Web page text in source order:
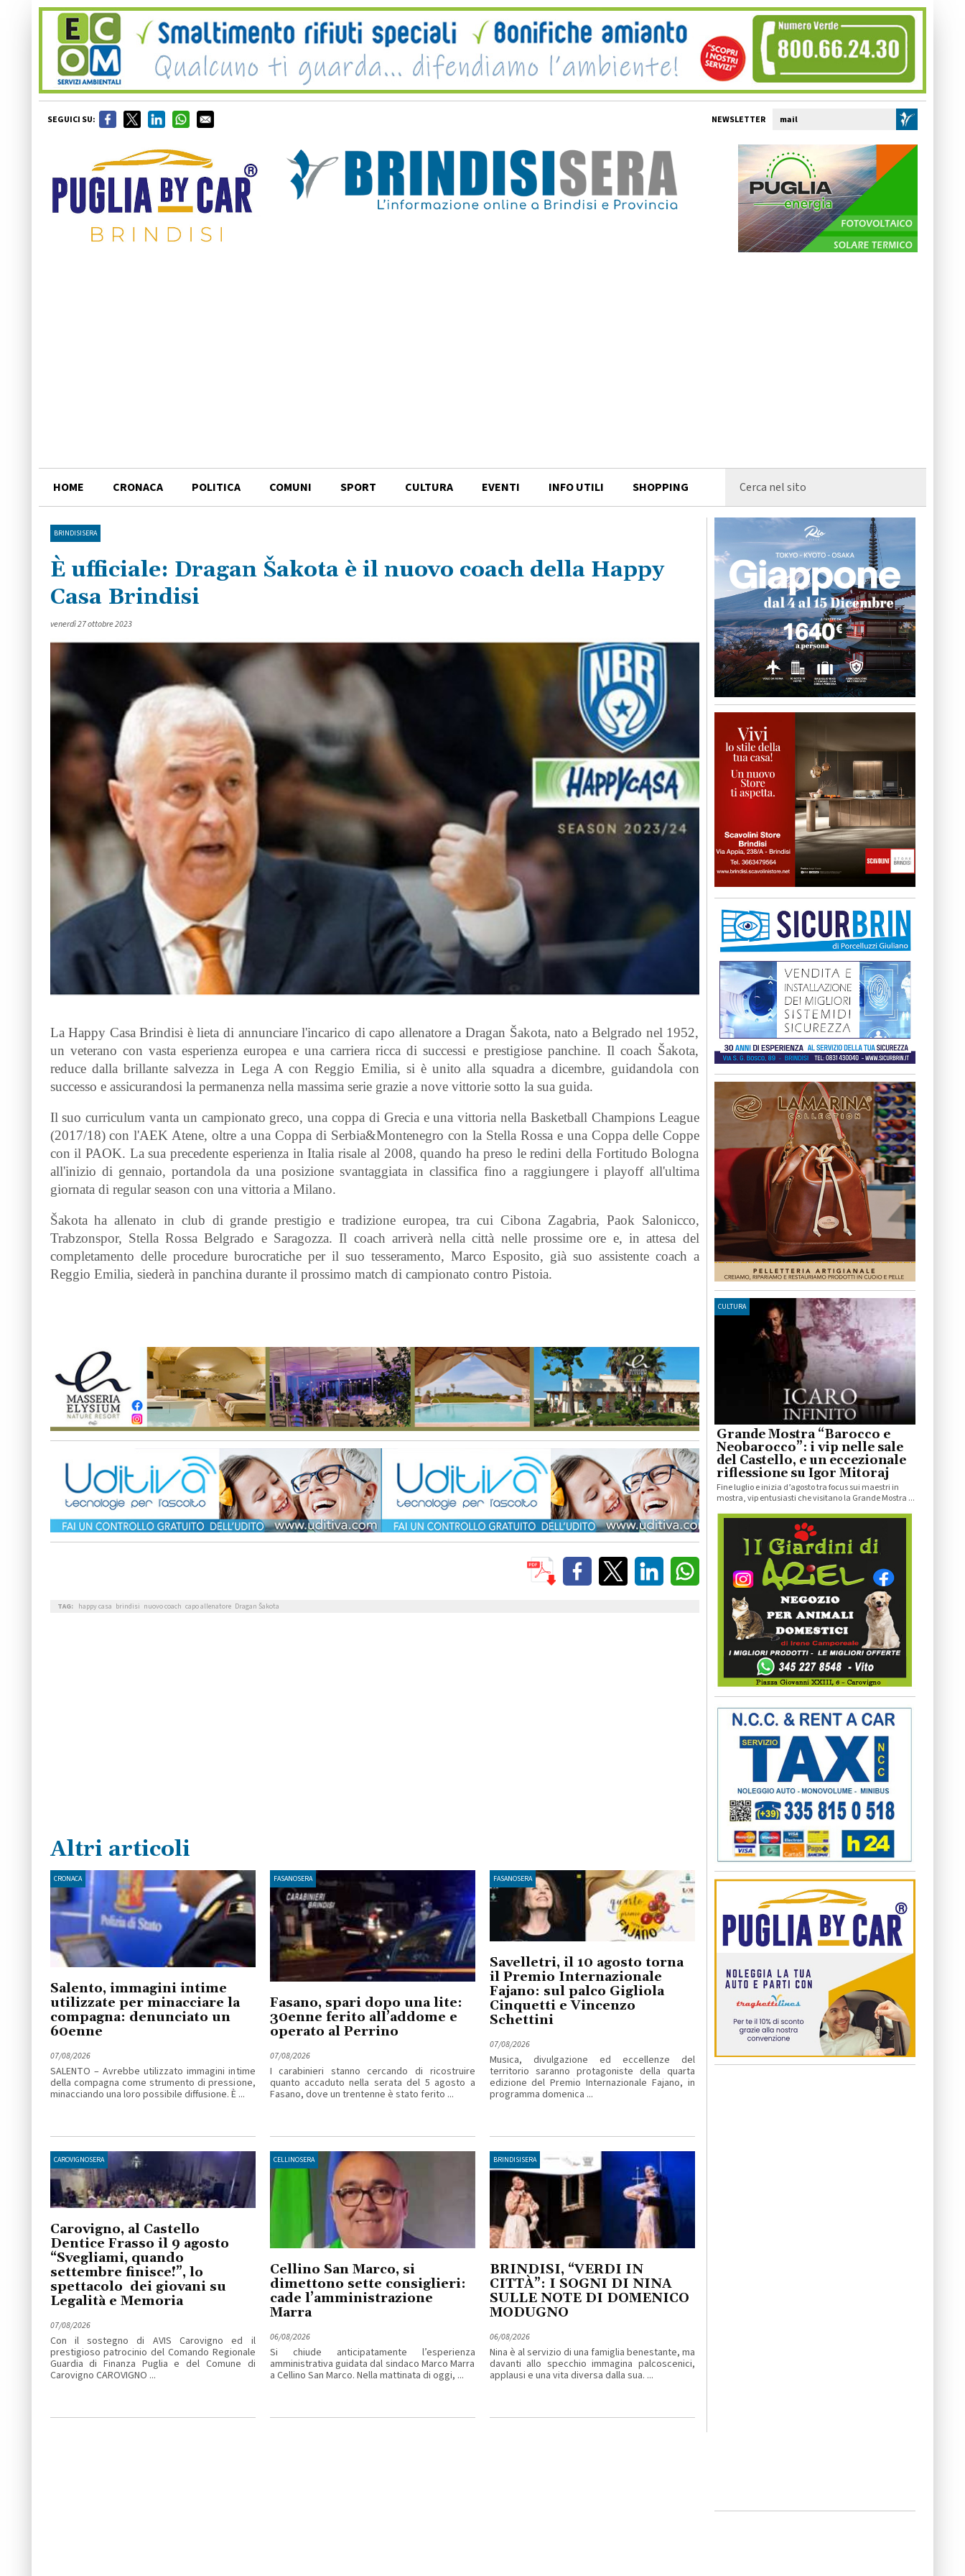
SEGUICI SU: NEWSLETTER
HOME CRONACA POLITICA COMUNI SPORT CULTURA EVENTI INFO UTILI SHOPPING
BRINDISISERA
È ufficiale: Dragan Šakota è il nuovo coach della Happy
Casa Brindisi
venerdì 27 ottobre 2023
La Happy Casa Brindisi è lieta di annunciare l'incarico di capo allenatore a Dragan Šakota, nato a Belgrado nel 1952,
un veterano con vasta esperienza europea e una carriera ricca di successi e prestigiose panchine. Il coach Šakota,
reduce dalla brillante salvezza in Lega A con Reggio Emilia, si è unito alla squadra a dicembre, guidandola con
successo e assicurandosi la permanenza nella massima serie grazie a nove vittorie sotto la sua guida.
Il suo curriculum vanta un campionato greco, una coppa di Grecia e una vittoria nella Basketball Champions League
(2017/18) con l'AEK Atene, oltre a una Coppa di Serbia&Montenegro con la Stella Rossa e una Coppa delle Coppe
con il PAOK. La sua precedente esperienza in Italia risale al 2008, quando ha preso le redini della Fortitudo Bologna
all'inizio di gennaio, portandola da una posizione svantaggiata in classifica fino a raggiungere i playoff all'ultima
giornata di regular season con una vittoria a Milano.
Šakota ha allenato in club di grande prestigio e tradizione europea, tra cui Cibona Zagabria, Paok Salonicco,
Trabzonspor, Stella Rossa Belgrado e Saragozza. Il coach arriverà nella città nelle prossime ore e, in attesa del
completamento delle procedure burocratiche per il suo tesseramento, Marco Esposito, già suo assistente coach a
Reggio Emilia, siederà in panchina durante il prossimo match di campionato contro Pistoia.
TAG: happy casa brindisi nuovo coach capo allenatore Dragan Šakota
Altri articoli
CRONACA
Salento, immagini intime
utilizzate per minacciare la
compagna: denunciato un
60enne
07/08/2026
SALENTO – Avrebbe utilizzato immagini intime
della compagna come strumento di pressione,
minacciando una loro possibile diffusione. È ...
FASANOSERA
Fasano, spari dopo una lite:
30enne ferito all’addome e
operato al Perrino
07/08/2026
I carabinieri stanno cercando di ricostruire
quanto accaduto nella serata del 5 agosto a
Fasano, dove un trentenne è stato ferito ...
FASANOSERA
Savelletri, il 10 agosto torna
il Premio Internazionale
Fajano: sul palco Gigliola
Cinquetti e Vincenzo
Schettini
07/08/2026
Musica, divulgazione ed eccellenze del
territorio saranno protagoniste della quarta
edizione del Premio Internazionale Fajano, in
programma domenica ...
CAROVIGNOSERA
Carovigno, al Castello
Dentice Frasso il 9 agosto
“Svegliami, quando
settembre finisce!”, lo
spettacolo dei giovani su
Legalità e Memoria
07/08/2026
Con il sostegno di AVIS Carovigno ed il
prestigioso patrocinio del Comando Regionale
Guardia di Finanza Puglia e del Comune di
Carovigno CAROVIGNO ...
CELLINOSERA
Cellino San Marco, si
dimettono sette consiglieri:
cade l’amministrazione
Marra
06/08/2026
Si chiude anticipatamente l’esperienza
amministrativa guidata dal sindaco Marco Marra
a Cellino San Marco. Nella mattinata di oggi, ...
BRINDISISERA
BRINDISI, “VERDI IN
CITTÀ”: I SOGNI DI NINA
SULLE NOTE DI DOMENICO
MODUGNO
06/08/2026
Nina è al servizio di una famiglia benestante, ma
davanti allo specchio immagina palcoscenici,
applausi e una vita diversa dalla sua. ...
CULTURA
Grande Mostra “Barocco e
Neobarocco”: i vip nelle sale
del Castello, e un eccezionale
riflessione su Igor Mitoraj
Fine luglio e inizia d’agosto tra focus sui maestri in
mostra, vip entusiasti che visitano la Grande Mostra ...